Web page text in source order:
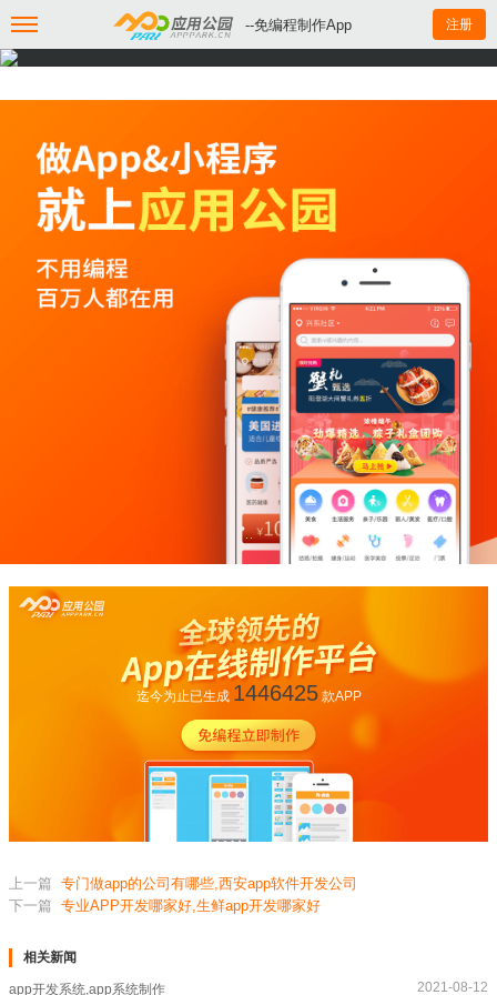
--免编程制作App 注册
迄今为止已生成 1446425款APP
上一篇 专门做app的公司有哪些,西安app软件开发公司
下一篇 专业APP开发哪家好,生鲜app开发哪家好
相关新闻
app开发系统,app系统制作 2021-08-12